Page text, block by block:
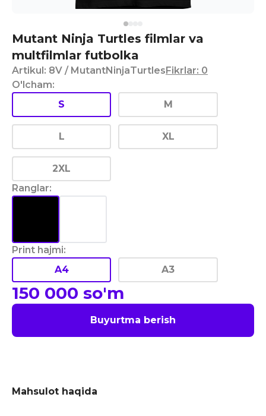
Mutant Ninja Turtles filmlar va
multfilmlar futbolka
Artikul: 8V / MutantNinjaTurtlesFikrlar: 0
O'lcham:
S
M
L XL
2XL
Ranglar:
Print hajmi:
A4
A3
150 000 so'm
Buyurtma berish
Mahsulot haqida